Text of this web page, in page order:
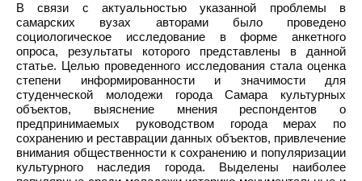
В связи с актуальностью указанной проблемы в
самарских вузах авторами было проведено
социологическое исследование в форме анкетного
опроса, результаты которого представлены в данной
статье. Целью проведенного исследования стала оценка
степени информированности и значимости для
студенческой молодежи города Самара культурных
объектов, выяснение мнения респондентов о
предпринимаемых руководством города мерах по
сохранению и реставрации данных объектов, привлечение
внимания общественности к сохранению и популяризации
культурного наследия города. Выделены наиболее